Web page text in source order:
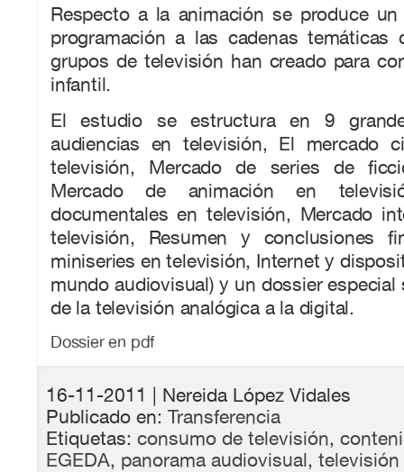
Respecto a la animación se produce
programación a las cadenas temáticas
grupos de televisión han creado para
infantil.
El estudio se estructura en 9
audiencias en televisión, El mercado
televisión, Mercado de series de
Mercado de animación en
documentales en televisión, Mercado
televisión, Resumen y conclusiones
miniseries en televisión, Internet y
mundo audiovisual) y un dossier
de la televisión analógica a la digital.
Dossier en pdf
16-11-2011 | Nereida López Vidales
Publicado en: Transferencia
Etiquetas: consumo de televisión,
EGEDA, panorama audiovisual, televisión